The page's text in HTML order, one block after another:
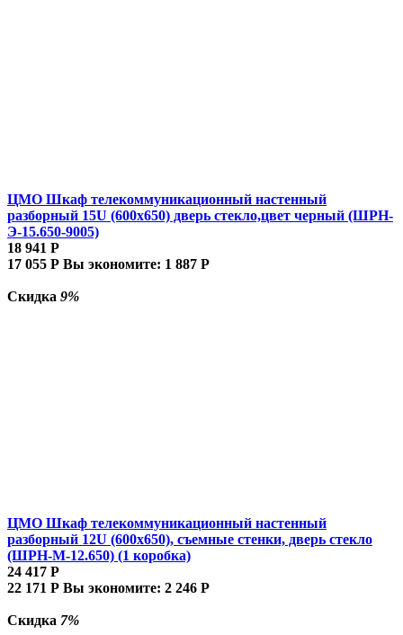
ЦМО Шкаф телекоммуникационный настенный
разборный 15U (600х650) дверь стекло,цвет черный (ШРН-
Э-15.650-9005)
18 941 Р
17 055 Р Вы экономите: 1 887 Р
Скидка 9%
ЦМО Шкаф телекоммуникационный настенный
разборный 12U (600х650), съемные стенки, дверь стекло
(ШРН-М-12.650) (1 коробка)
24 417 Р
22 171 Р Вы экономите: 2 246 Р
Скидка 7%